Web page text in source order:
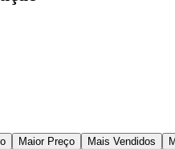
Maior Preço Mais Vendidos